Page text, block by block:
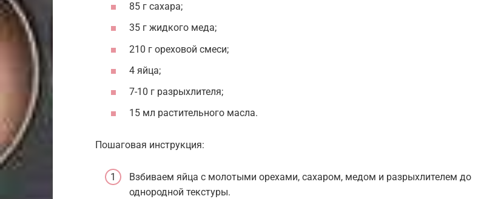
85 г сахара;
35 г жидкого меда;
210 г ореховой смеси;
4 яйца;
7-10 г разрыхлителя;
15 мл растительного масла.
Пошаговая инструкция:
Взбиваем яйца с молотыми орехами, сахаром, медом и разрыхлителем до
однородной текстуры.